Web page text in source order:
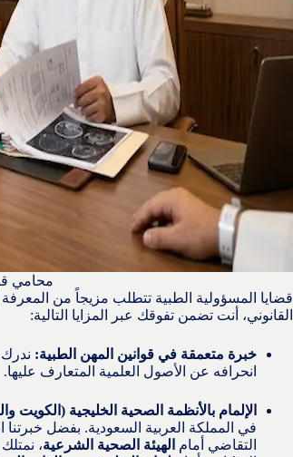
محامي
قضايا المسؤولية الطبية تتطلب مزيجاً من المعرفة
القانوني، أنت تضمن تفوقك عبر المزايا التالية:
خبرة متعمقة في قوانين المهن الطبية: ندرك
انحرافه عن الأصول العلمية المتعارف عليها.
الإلمام بالأنظمة الصحية الخليجية (الكويت
في المملكة العربية السعودية. بفضل خبرتنا
التقاضي أمام الهيئة الصحية الشرعية،